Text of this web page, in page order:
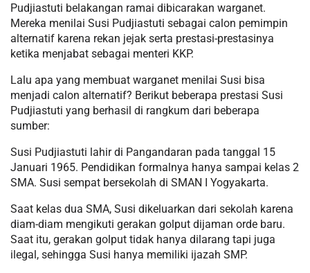
Pudjiastuti belakangan ramai dibicarakan warganet.
Mereka menilai Susi Pudjiastuti sebagai calon pemimpin
alternatif karena rekan jejak serta prestasi-prestasinya
ketika menjabat sebagai menteri KKP.
Lalu apa yang membuat warganet menilai Susi bisa
menjadi calon alternatif? Berikut beberapa prestasi Susi
Pudjiastuti yang berhasil di rangkum dari beberapa
sumber:
Susi Pudjiastuti lahir di Pangandaran pada tanggal 15
Januari 1965. Pendidikan formalnya hanya sampai kelas 2
SMA. Susi sempat bersekolah di SMAN I Yogyakarta.
Saat kelas dua SMA, Susi dikeluarkan dari sekolah karena
diam-diam mengikuti gerakan golput dijaman orde baru.
Saat itu, gerakan golput tidak hanya dilarang tapi juga
ilegal, sehingga Susi hanya memiliki ijazah SMP.